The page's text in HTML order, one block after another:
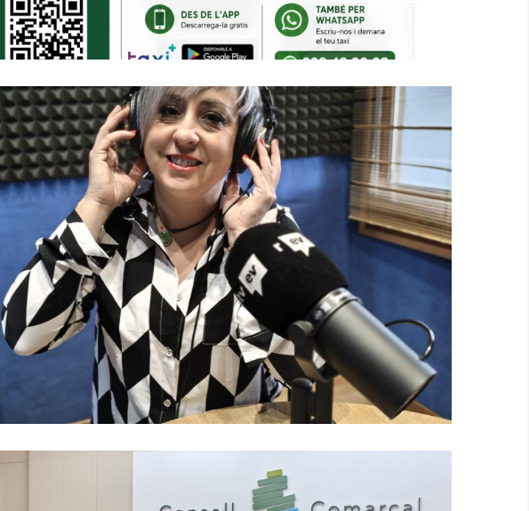
Baix Penedès Al Dia Amb Núria González, Gerent
Del Consell Comarcal
Altres
Medi
P. econòmica
Turisme